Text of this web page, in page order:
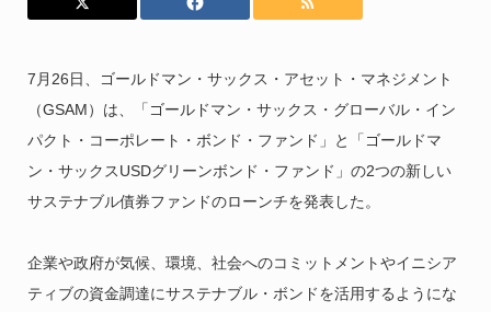
7月26日、ゴールドマン・サックス・アセット・マネジメント
（GSAM）は、「ゴールドマン・サックス・グローバル・イン
パクト・コーポレート・ボンド・ファンド」と「ゴールドマ
ン・サックスUSDグリーンボンド・ファンド」の2つの新しい
サステナブル債券ファンドのローンチを発表した。
企業や政府が気候、環境、社会へのコミットメントやイニシア
ティブの資金調達にサステナブル・ボンドを活用するようにな